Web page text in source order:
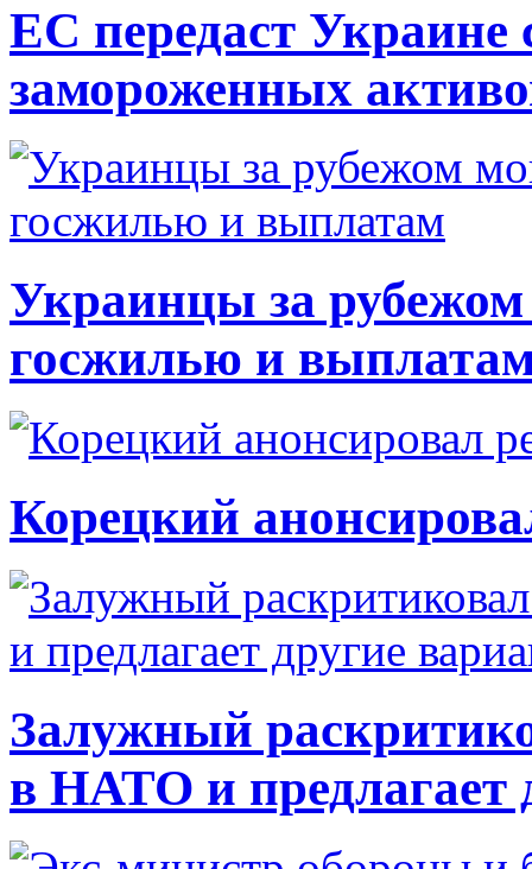
ЕС передаст Украине
замороженных
Украинцы за рубежом
госжилью и
Корецкий
Залужный
в НАТО и предлагает